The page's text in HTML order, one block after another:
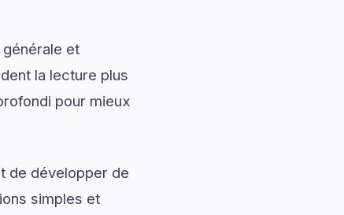
générale et
la lecture plus
pour mieux
de développer de
simples et